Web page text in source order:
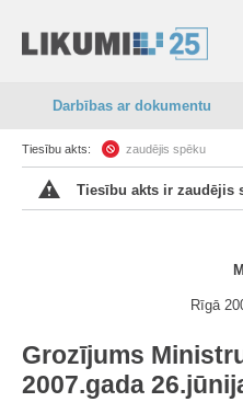
Darbības ar dokumentu
Tiesību akts: zaudējis spēku
Tiesību akts ir zaudējis
Rīgā
Grozījums
2007.gada